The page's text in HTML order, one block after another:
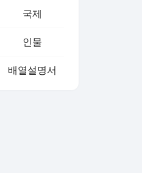
국제
인물
배열설명서